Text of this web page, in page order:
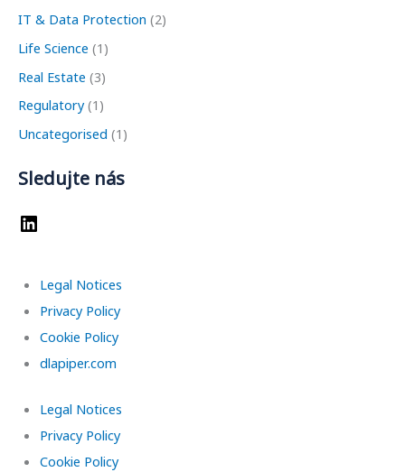
IT & Data Protection (2)
Life Science (1)
Real Estate (3)
Regulatory(1)
Uncategorised (1)
Sledujte nás
Legal Notices
Privacy Policy
Cookie Policy
dlapiper.com
Legal Notices
Privacy Policy
Cookie Policy